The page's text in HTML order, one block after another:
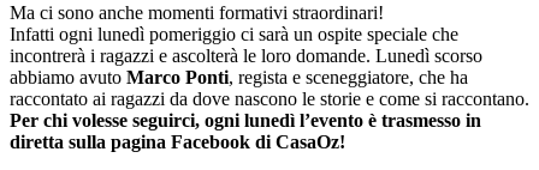
Ma ci sono anche momenti formativi straordinari!
Infatti ogni lunedì pomeriggio ci sarà un ospite speciale che
incontrerà i ragazzi e ascolterà le loro domande. Lunedì scorso
abbiamo avuto Marco Ponti, regista e sceneggiatore, che ha
raccontato ai ragazzi da dove nascono le storie e come si raccontano.
Per chi volesse seguirci, ogni lunedì l’evento è trasmesso in
diretta sulla pagina Facebook di CasaOz!